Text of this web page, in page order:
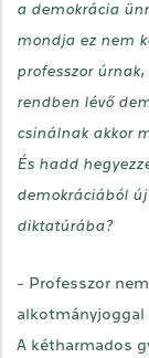
a demokrácia
mondja ez nem
professzor
rendben lévő
csinálnak akkor
És hadd
demokráciából
diktatúrába?
- Professzor
A kétharmados